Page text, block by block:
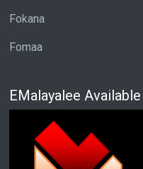
Fokana
Fomaa
EMalayalee